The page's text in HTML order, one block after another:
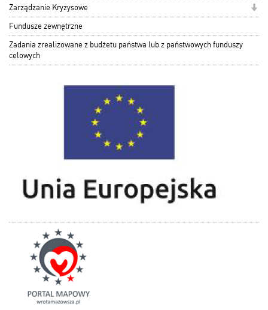
Zarządzanie Kryzysowe
Fundusze zewnętrzne
Zadania zrealizowane z budżetu państwa lub z państwowych funduszy
celowych